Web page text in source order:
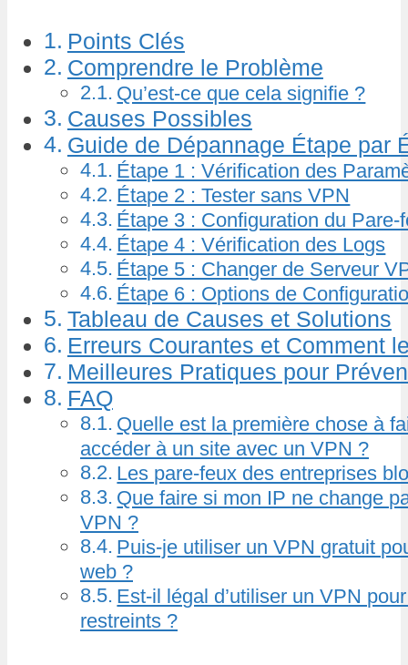
Points Clés
Comprendre le Problème
Qu’est-ce que cela signifie ?
Causes Possibles
Guide de Dépannage Étape par
Étape 1 : Vérification des
Étape 2 : Tester sans VPN
Étape 3 : Configuration du Pare-
Étape 4 : Vérification des Logs
Étape 5 : Changer de Serveur
Étape 6 : Options de
Tableau de Causes et Solutions
Erreurs Courantes et Comment
Meilleures Pratiques pour
FAQ
Quelle est la première chose à
accéder à un site avec un VPN ?
Les pare-feux des entreprises
Que faire si mon IP ne change
VPN ?
Puis-je utiliser un VPN gratuit
web ?
Est-il légal d’utiliser un VPN
restreints ?